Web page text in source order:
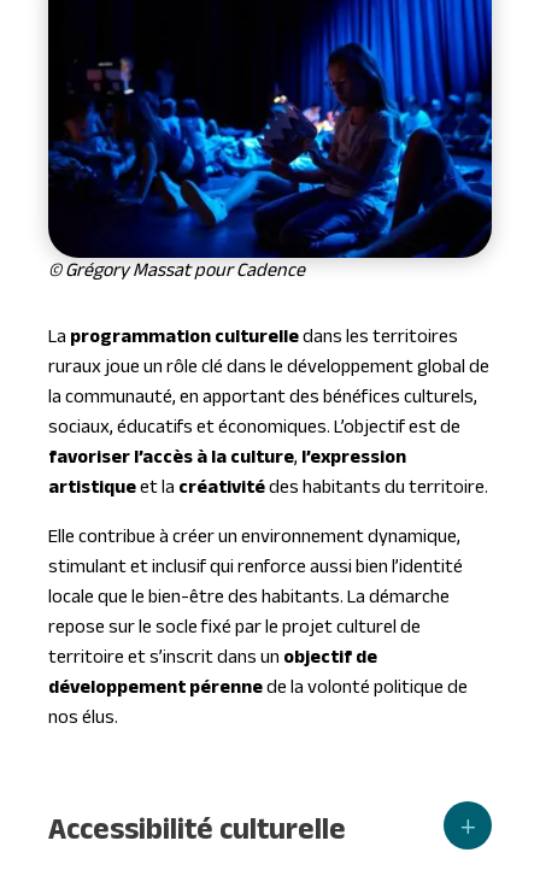
© Grégory Massat pour Cadence
Laprogrammation culturelledans les territoires
ruraux joue un rôle clé dans le développement global de
la communauté, en apportant des bénéfices culturels,
sociaux, éducatifs et économiques. L’objectif est de
favoriser l’accès à la culture,l’expression
artistiqueet lacréativitédes habitants du territoire.
Elle contribue à créer un environnement dynamique,
stimulant et inclusif qui renforce aussi bien l’identité
locale que le bien-être des habitants. La démarche
repose sur le socle fixé par le projet culturel de
territoire et s’inscrit dans unobjectif de
développement pérennede la volonté politique de
nos élus.
Accessibilité culturelle